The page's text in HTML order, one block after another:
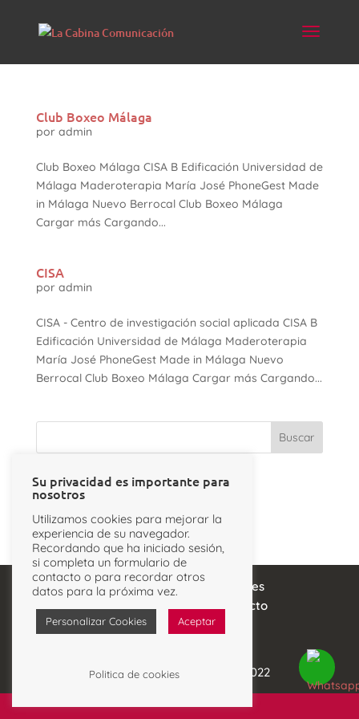
Club Boxeo Málaga
por admin
Club Boxeo Málaga CISA B Edificación Universidad de
Málaga Maderoterapia María José PhoneGest Made
in Málaga Nuevo Berrocal Club Boxeo Málaga
Cargar más Cargando...
CISA
por admin
CISA - Centro de investigación social aplicada CISA B
Edificación Universidad de Málaga Maderoterapia
María José PhoneGest Made in Málaga Nuevo
Berrocal Club Boxeo Málaga Cargar más Cargando...
Categorías
Aviso legal
Política de Cookies
Política de Privacidad
Contacto
© La Cabina Comunicación 2022
Su privacidad es importante para
nosotros
Utilizamos cookies para mejorar la
experiencia de su navegador.
Recordando que ha iniciado sesión,
si completa un formulario de
contacto o para recordar otros
datos para la próxima vez.
Personalizar Cookies Aceptar
Politica de cookies